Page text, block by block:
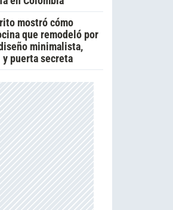
mostró cómo
que remodeló por
minimalista,
puerta secreta